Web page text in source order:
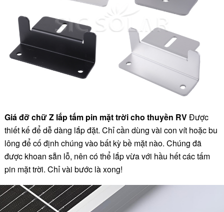
Giá đỡ chữ Z lắp tấm pin mặt trời cho thuyền RVĐược
thiết kế để dễ dàng lắp đặt. Chỉ cần dùng vài con vít hoặc bu
lông để cố định chúng vào bất kỳ bề mặt nào. Chúng đã
được khoan sẵn lỗ, nên có thể lắp vừa với hầu hết các tấm
pin mặt trời. Chỉ vài bước là xong!